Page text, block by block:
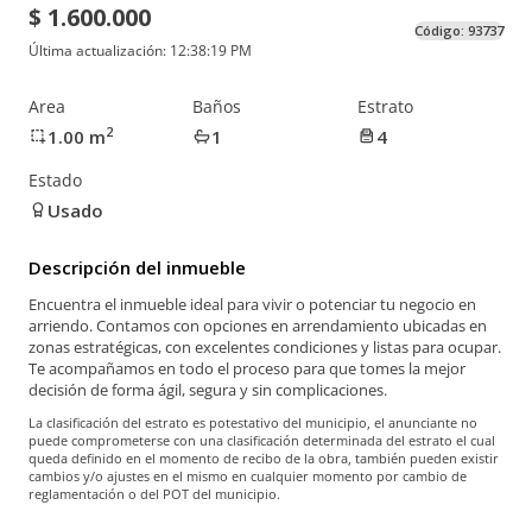
$ 1.600.000
Última actualización: 12:38:19 PM
Código: 93737
Area
1.00 m2
Baños
1
Estrato
4
Estado
Usado
Descripción del inmueble
Encuentra el inmueble ideal para vivir o potenciar tu negocio en
arriendo. Contamos con opciones en arrendamiento ubicadas en
zonas estratégicas, con excelentes condiciones y listas para ocupar.
Te acompañamos en todo el proceso para que tomes la mejor
decisión de forma ágil, segura y sin complicaciones.
La clasificación del estrato es potestativo del municipio, el anunciante no
puede comprometerse con una clasificación determinada del estrato el cual
queda definido en el momento de recibo de la obra, también pueden existir
cambios y/o ajustes en el mismo en cualquier momento por cambio de
reglamentación o del POT del municipio.